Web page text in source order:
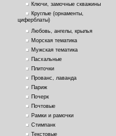
Ключи, замочные скважины
Круглые (орнаменты,
циферблаты)
Любовь, ангелы, крылья
Морская тематика
Мужская тематика
Пасхальные
Плиточки
Прованс, лаванда
Париж
Почерк
Почтовые
Рамки и рамочки
Стимпанк
Текстовые